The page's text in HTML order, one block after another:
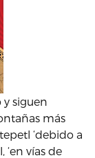
siguen
más
‘debido a
‘en vías de